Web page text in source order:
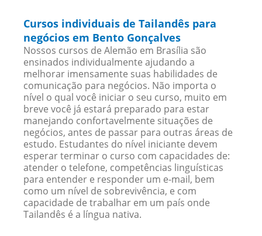
Cursos individuais de Tailandês para
negócios em Bento Gonçalves
Nossos cursos de Alemão em Brasília são
ensinados individualmente ajudando a
melhorar imensamente suas habilidades de
comunicação para negócios. Não importa o
nível o qual você iniciar o seu curso, muito em
breve você já estará preparado para estar
manejando confortavelmente situações de
negócios, antes de passar para outras áreas de
estudo. Estudantes do nível iniciante devem
esperar terminar o curso com capacidades de:
atender o telefone, competências linguísticas
para entender e responder um e-mail, bem
como um nível de sobrevivência, e com
capacidade de trabalhar em um país onde
Tailandês é a língua nativa.